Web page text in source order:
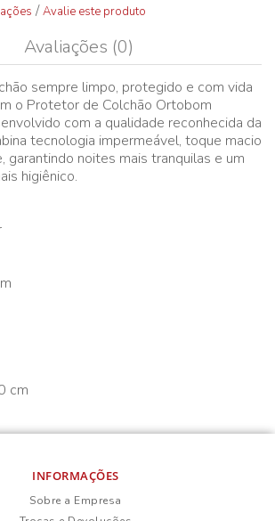
/Avalie este produto
Avaliações (0)
sempre limpo, protegido e com vida
o Protetor de Colchão Ortobom
com a qualidade reconhecida da
tecnologia impermeável, toque macio
garantindo noites mais tranquilas e um
higiênico.
cm
INFORMAÇÕES
Sobre a Empresa